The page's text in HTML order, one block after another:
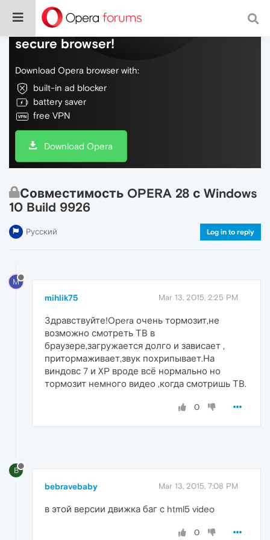
Do more on the web, with a fast and
secure browser!
Download Opera browser with:
built-in ad blocker
battery saver
free VPN
Download Opera
Совместимость OPERA 28 с Windows
10 Build 9926
Русский Log in to reply
M
mihlik75 Mar 13, 2015, 2:25 PM
Здравствуйте!Opera очень тормозит,не
возможно смотреть ТВ в
браузере,загружается долго и зависает ,
притормаживает,звук похрипывает.На
виндовс 7 и XP вроде всё нормально но
тормозит немного видео ,когда смотришь ТВ.
0
B
bebravebaby Mar 13, 2015, 7:08 PM
в этой версии движка баг с html5 video
0